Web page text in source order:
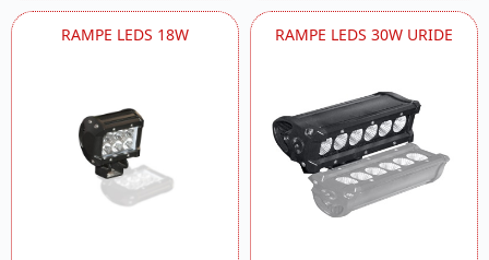
RAMPE LEDS 18W RAMPE LEDS 30W URIDE